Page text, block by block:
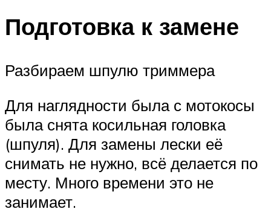
Подготовка к замене
Разбираем шпулю триммера
Для наглядности была с мотокосы
была снята косильная головка
(шпуля). Для замены лески её
снимать не нужно, всё делается по
месту. Много времени это не
занимает.